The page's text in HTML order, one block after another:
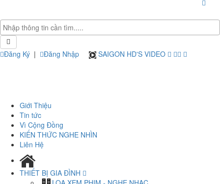
Đăng Ký | Đăng Nhập SAIGON HD'S VIDEO
Giới Thiệu
Tin tức
Vì Cộng Đồng
KIẾN THỨC NGHE NHÌN
Liên Hệ
THIẾT BỊ GIA ĐÌNH